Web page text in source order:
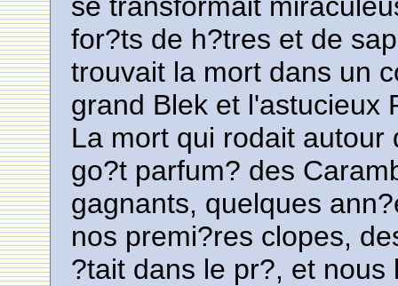
for?ts de h?tres et de
trouvait la mort dans un
grand Blek et l'astucieux
La mort qui rodait
go?t parfum? des
gagnants, quelques
nos premi?res clopes,
?tait dans le pr?, et nous